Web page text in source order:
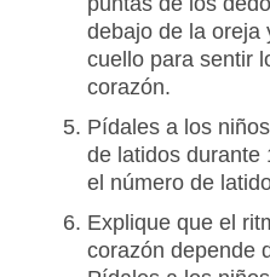
debajo de la oreja
cuello para sentir
corazón.
Pídales a los
de latidos durante
el número de
Explique que el
corazón depende